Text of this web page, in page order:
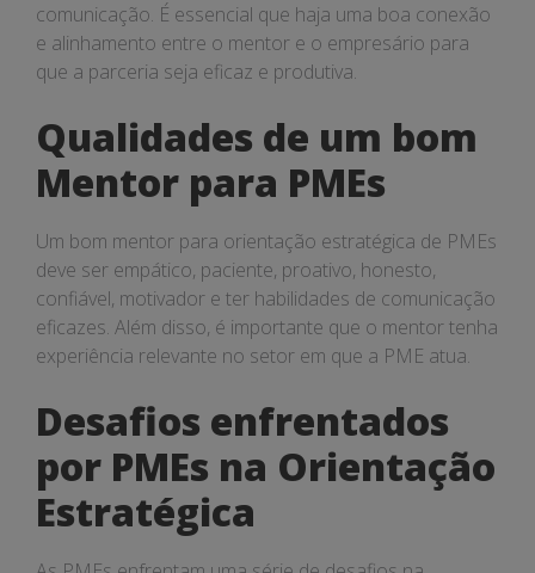
comunicação. É essencial que haja uma boa conexão
e alinhamento entre o mentor e o empresário para
que a parceria seja eficaz e produtiva.
Qualidades de um bom
Mentor para PMEs
Um bom mentor para orientação estratégica de PMEs
deve ser empático, paciente, proativo, honesto,
confiável, motivador e ter habilidades de comunicação
eficazes. Além disso, é importante que o mentor tenha
experiência relevante no setor em que a PME atua.
Desafios enfrentados
por PMEs na Orientação
Estratégica